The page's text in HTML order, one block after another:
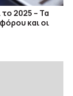
2025 – Τα
και οι